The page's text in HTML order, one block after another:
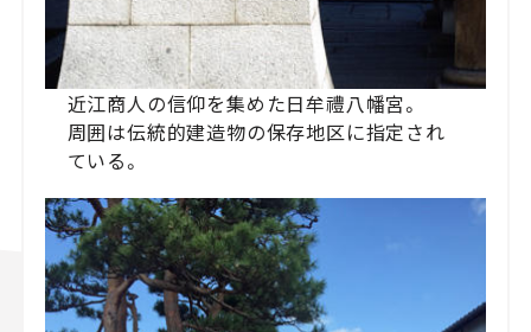
近江商人の信仰を集めた日牟禮八幡宮。
周囲は伝統的建造物の保存地区に指定され
ている。